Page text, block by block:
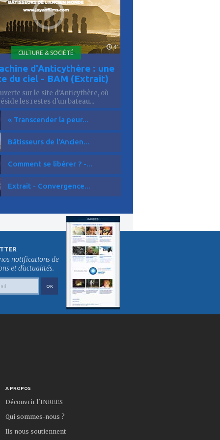
4'
CULTURE & SOCIÉTÉ
d'Anticythère : une
du ciel - BAM (Extrait)
sur le site d'Anticythère, où
les restes d'un bateau...
« Transcender la peur...
Bâtisseurs de l'Ancien...
Comment se libérer ? -...
Extrait - Convergence...
notifications de
et d'actualités.
A PROPOS
Découvrir l'INREES
Qui sommes-nous ?
Ils nous soutiennent